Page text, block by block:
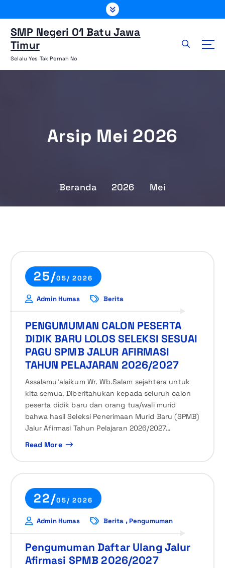
e
SMP Negeri 01 Batu Jawa
Timur
Selalu Yes Tak Pernah No
Arsip Mei 2026
Beranda 2026 Mei
25/05/ 2026
Admin Humas Berita
PENGUMUMAN CALON PESERTA
DIDIK BARU LOLOS SELEKSI SESUAI
PAGU SPMB JALUR AFIRMASI
TAHUN PELAJARAN 2026/2027
Assalamu’alaikum Wr. Wb.Salam sejahtera untuk
kita semua. Diberitahukan kepada seluruh calon
peserta didik baru dan orang tua/wali murid
bahwa hasil Seleksi Penerimaan Murid Baru (SPMB)
Jalur Afirmasi Tahun Pelajaran 2026/2027…
Read More
22/05/ 2026
Admin Humas Berita ,Pengumuman
Pengumuman Daftar Ulang Jalur
Afirmasi SPMB 2026/2027